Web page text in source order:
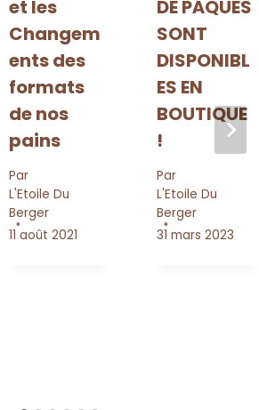
et les
Changem
ents des
formats
de nos
pains
Par
L'Etoile Du
Berger
11 août 2021
DE PÂQUES
SONT
DISPONIBL
ES EN
BOUTIQUE
!
Par
L'Etoile Du
Berger
31 mars 2023